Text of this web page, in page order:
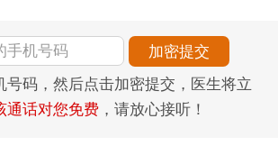
号码，然后点击加密提交，医生将立
通话对您免费 ，请放心接听！